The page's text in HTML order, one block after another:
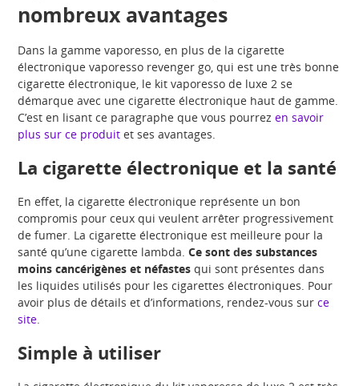
nombreux avantages
Dans la gamme vaporesso, en plus de la cigarette
électronique vaporesso revenger go, qui est une très bonne
cigarette électronique, le kit vaporesso de luxe 2 se
démarque avec une cigarette électronique haut de gamme.
C’est en lisant ce paragraphe que vous pourrezen savoir
plus sur ce produit et ses avantages.
La cigarette électronique et la santé
En effet, la cigarette électronique représente un bon
compromis pour ceux qui veulent arrêter progressivement
de fumer. La cigarette électronique est meilleure pour la
santé qu’une cigarette lambda.Ce sont des substances
moins cancérigènes et néfastesqui sont présentes dans
les liquides utilisés pour les cigarettes électroniques. Pour
avoir plus de détails et d’informations, rendez-vous surce
site.
Simple à utiliser